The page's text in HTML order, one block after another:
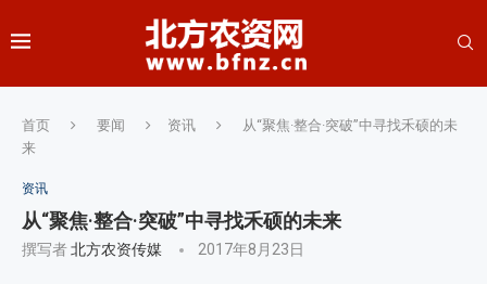
首页 要闻 资讯
从“聚焦·整合·突破”中寻找禾硕的未
来
资讯
从“聚焦·整合·突破”中寻找禾硕的未来
撰写者北方农资传媒 2017年8月23日